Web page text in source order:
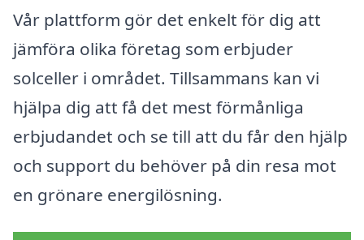
Vår plattform gör det enkelt för dig att
jämföra olika företag som erbjuder
solceller i området. Tillsammans kan vi
hjälpa dig att få det mest förmånliga
erbjudandet och se till att du får den hjälp
och support du behöver på din resa mot
en grönare energilösning.